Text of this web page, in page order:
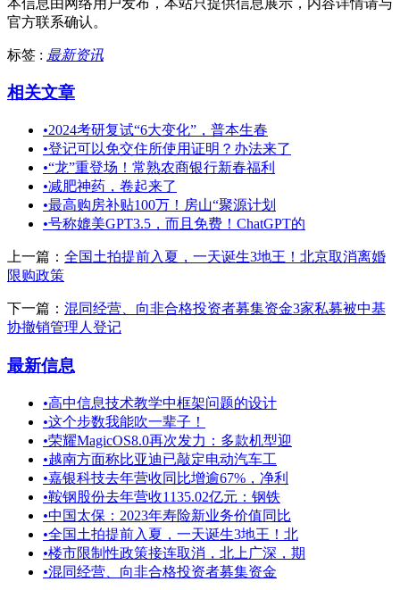
官方联系确认。
标签 : 最新资讯
相关文章
•2024考研复试“6大变化”，普本生春
•登记可以免交住所使用证明？办法来了
•“龙”重登场！常熟农商银行新春福利
•减肥神药，卷起来了
•最高购房补贴100万！房山“聚源计划
•号称媲美GPT3.5，而且免费！ChatGPT的
上一篇： 全国土拍提前入夏，一天诞生3地王！北京取消离婚
限购政策
下一篇： 混同经营、向非合格投资者募集资金3家私募被中基
协撤销管理人登记
最新信息
•高中信息技术教学中框架问题的设计
•这个步数我能吹一辈子！
•荣耀MagicOS8.0再次发力：多款机型迎
•越南方面称比亚迪已敲定电动汽车工
•嘉银科技去年营收同比增逾67%，净利
•鞍钢股份去年营收1135.02亿元：钢铁
•中国太保：2023年寿险新业务价值同比
•全国土拍提前入夏，一天诞生3地王！北
•楼市限制性政策接连取消，北上广深，期
•混同经营、向非合格投资者募集资金